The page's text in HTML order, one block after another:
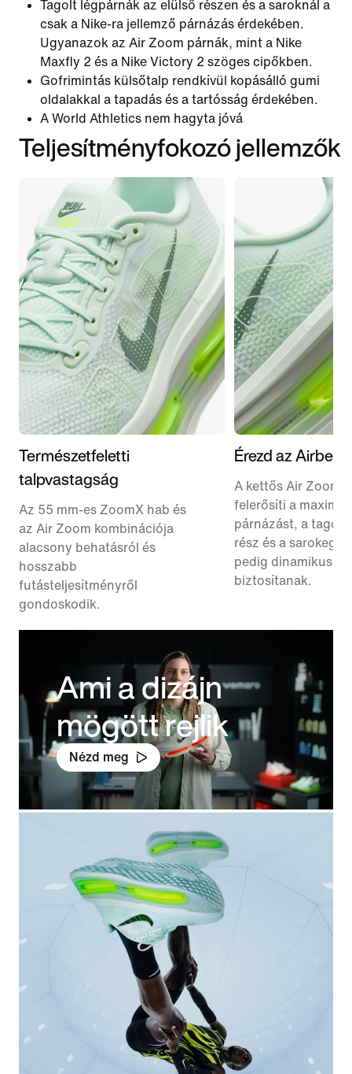
Tagolt légpárnák az elülső részen és a saroknál a
csak a Nike-ra jellemző párnázás érdekében.
Ugyanazok az Air Zoom párnák, mint a Nike
Maxfly 2 és a Nike Victory 2 szöges cipőkben.
Gofrimintás külsőtalp rendkívül kopásálló gumi
oldalakkal a tapadás és a tartósság érdekében.
A World Athletics nem hagyta jóvá
Teljesítményfokozó jellemzők
Természetfeletti
talpvastagság
Az 55 mm-es ZoomX hab és
az Air Zoom kombinációja
alacsony behatásról és
hosszabb
futásteljesítményről
gondoskodik.
Érezd az Airben
A kettős Air Zoom
felerősíti a
párnázást, a tagolt
rész és a
pedig dinamikus
biztosítanak.
Ami a dizájn
mögött rejlik
Nézd meg